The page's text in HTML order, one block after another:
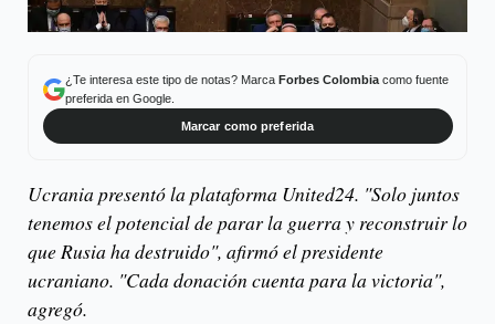
¿Te interesa este tipo de notas? Marca Forbes Colombiacomo fuente
preferida en Google.
Marcar como preferida
Ucrania presentó la plataforma United24. "Solo juntos
tenemos el potencial de parar la guerra y reconstruir lo
que Rusia ha destruido", afirmó el presidente
ucraniano. "Cada donación cuenta para la victoria",
agregó.